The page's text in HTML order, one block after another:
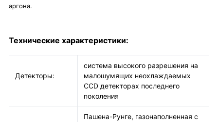
аргона.
Технические характеристики:
Детекторы:
система высокого разрешения на
малошумящих неохлаждаемых
CCD детекторах последнего
поколения
Пашена-Рунге, газонаполненная с